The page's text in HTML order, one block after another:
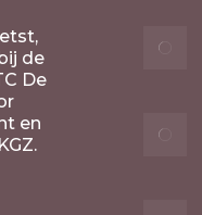
de
De
en